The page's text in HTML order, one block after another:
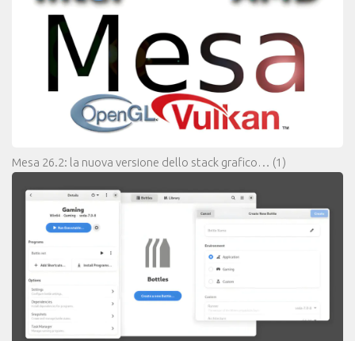
Mesa 26.2: la nuova versione dello stack grafico… (1)